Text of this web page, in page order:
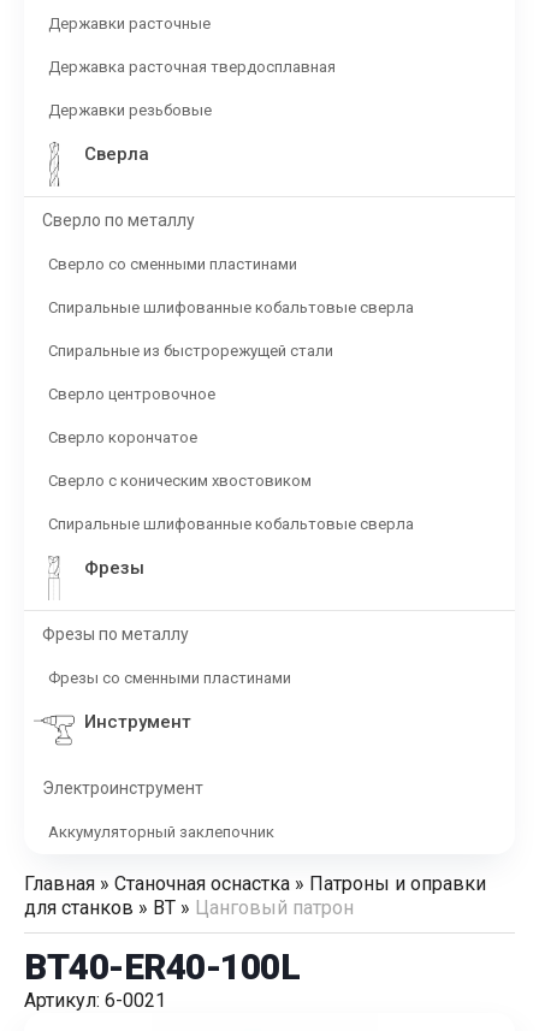
Державки расточные
Державка расточная твердосплавная
Державки резьбовые
Сверла
Сверло по металлу
Сверло со сменными пластинами
Спиральные шлифованные кобальтовые сверла
Спиральные из быстрорежущей стали
Сверло центровочное
Сверло корончатое
Сверло с коническим хвостовиком
Спиральные шлифованные кобальтовые сверла
Фрезы
Фрезы по металлу
Фрезы со сменными пластинами
Инструмент
Электроинструмент
Аккумуляторный заклепочник
Главная » Станочная оснастка » Патроны и оправки
для станков » BT » Цанговый патрон
BT40-ER40-100L
Артикул: 6-0021